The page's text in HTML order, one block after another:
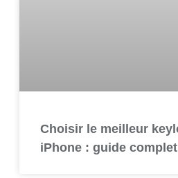
Choisir le meilleur
iPhone : guide complet